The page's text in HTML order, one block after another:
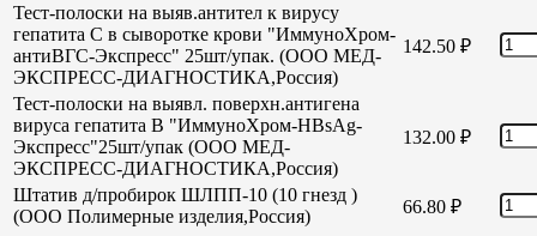
Тест-полоски на выяв.антител к вирусу
гепатита С в сыворотке крови "ИммуноХром-
антиВГС-Экспресс" 25шт/упак. (ООО МЕД-
ЭКСПРЕСС-ДИАГНОСТИКА,Россия)
142.50 ₽
Тест-полоски на выявл. поверхн.антигена
вируса гепатита В "ИммуноХром-HBsAg-
Экспресс"25шт/упак (ООО МЕД-
ЭКСПРЕСС-ДИАГНОСТИКА,Россия)
132.00 ₽
Штатив д/пробирок ШЛПП-10 (10 гнезд )
(ООО Полимерные изделия,Россия)
66.80 ₽